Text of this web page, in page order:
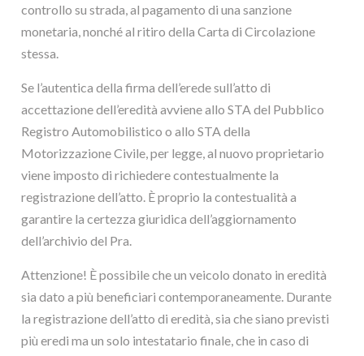
controllo su strada, al pagamento di una sanzione
monetaria, nonché al ritiro della Carta di Circolazione
stessa.
Se l’autentica della firma dell’erede sull’atto di
accettazione dell’eredità avviene allo STA del Pubblico
Registro Automobilistico o allo STA della
Motorizzazione Civile, per legge, al nuovo proprietario
viene imposto di richiedere contestualmente la
registrazione dell’atto. È proprio la contestualità a
garantire la certezza giuridica dell’aggiornamento
dell’archivio del Pra.
Attenzione! È possibile che un veicolo donato in eredità
sia dato a più beneficiari contemporaneamente. Durante
la registrazione dell’atto di eredità, sia che siano previsti
più eredi ma un solo intestatario finale, che in caso di